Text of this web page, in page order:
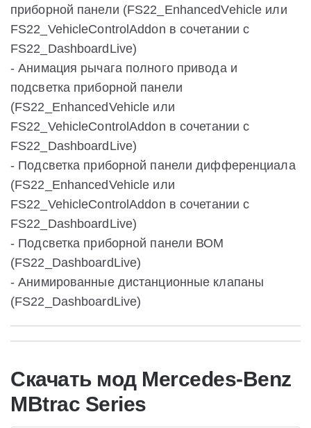
приборной панели (FS22_EnhancedVehicle или
FS22_VehicleControlAddon в сочетании с
FS22_DashboardLive)
- Анимация рычага полного привода и
подсветка приборной панели
(FS22_EnhancedVehicle или
FS22_VehicleControlAddon в сочетании с
FS22_DashboardLive)
- Подсветка приборной панели дифференциала
(FS22_EnhancedVehicle или
FS22_VehicleControlAddon в сочетании с
FS22_DashboardLive)
- Подсветка приборной панели ВОМ
(FS22_DashboardLive)
- Анимированные дистанционные клапаны
(FS22_DashboardLive)
Скачать мод Mercedes-Benz
MBtrac Series